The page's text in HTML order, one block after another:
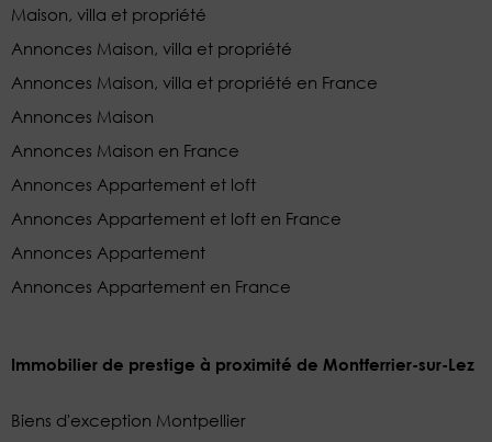
Maison, villa et propriété
Annonces Maison, villa et propriété
Annonces Maison, villa et propriété en France
Annonces Maison
Annonces Maison en France
Annonces Appartement et loft
Annonces Appartement et loft en France
Annonces Appartement
Annonces Appartement en France
Immobilier de prestige à proximité de Montferrier-sur-Lez
Biens d'exception Montpellier